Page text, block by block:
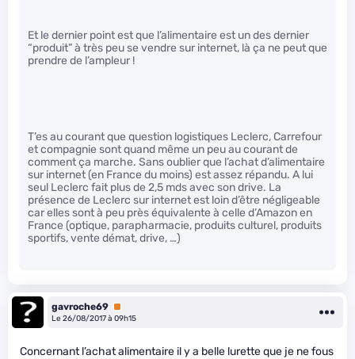
Et le dernier point est que l’alimentaire est un des dernier
“produit” à très peu se vendre sur internet, là ça ne peut que
prendre de l’ampleur !
T’es au courant que question logistiques Leclerc, Carrefour
et compagnie sont quand même un peu au courant de
comment ça marche. Sans oublier que l’achat d’alimentaire
sur internet (en France du moins) est assez répandu. A lui
seul Leclerc fait plus de 2,5 mds avec son drive. La
présence de Leclerc sur internet est loin d’être négligeable
car elles sont à peu près équivalente à celle d’Amazon en
France (optique, parapharmacie, produits culturel, produits
sportifs, vente démat, drive, …)
gavroche69 Premium
Le 26/08/2017 à 09h15
Concernant l’achat alimentaire il y a belle lurette que je ne fous